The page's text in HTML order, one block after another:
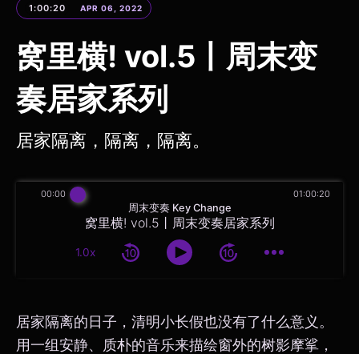
1:00:20 APR 06, 2022
窝里横! vol.5丨周末变
奏居家系列
居家隔离，隔离，隔离。
周末变奏 Key Change
窝里横! vol.5丨周末变奏居家系列
1.0x
00:00 01:00:20
居家隔离的日子，清明小长假也没有了什么意义。
用一组安静、质朴的音乐来描绘窗外的树影摩挲，